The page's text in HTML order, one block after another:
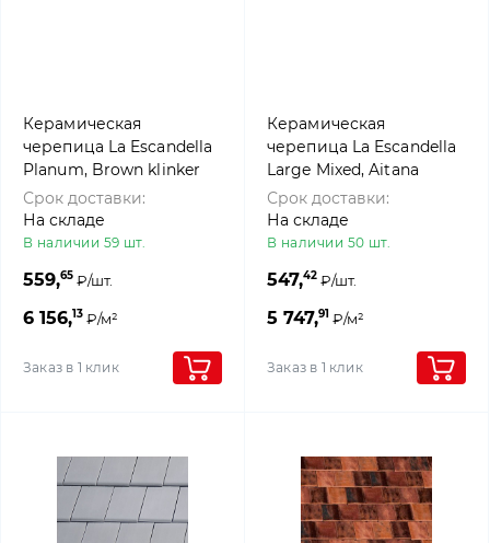
Керамическая
черепица La Escandella
Planum, Brown klinker
Срок доставки:
На складе
В наличии 59 шт.
559,65 ₽/шт.
6 156,13 ₽/м²
Заказ в 1 клик
Керамическая
черепица La Escandella
Large Mixed, Aitana
klinker
Срок доставки:
На складе
В наличии 50 шт.
547,42 ₽/шт.
5 747,91 ₽/м²
Заказ в 1 клик